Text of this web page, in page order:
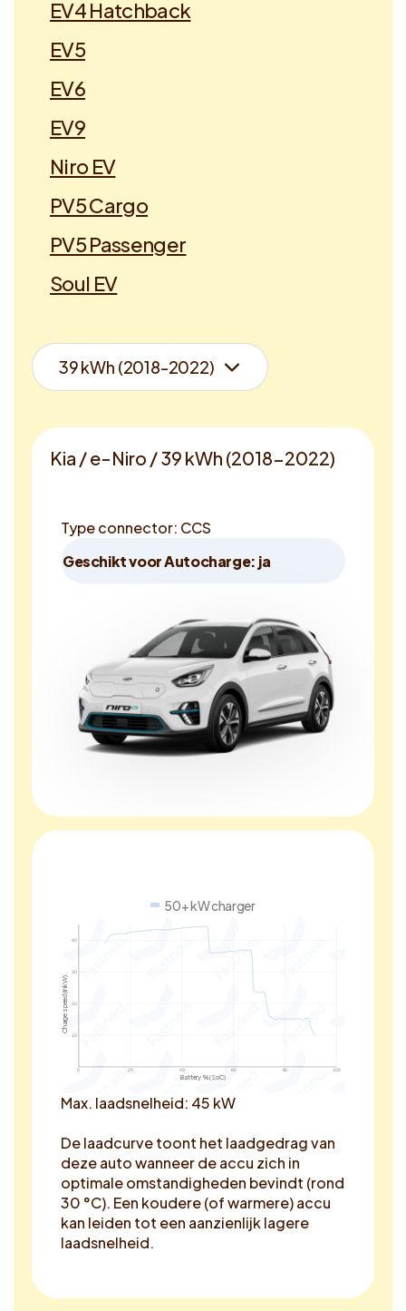
EV4 Hatchback
EV5
EV6
EV9
Niro EV
PV5 Cargo
PV5 Passenger
Soul EV
Kia / e-Niro / 39 kWh (2018-2022)
Type connector: CCS
Geschikt voor Autocharge: ja
50+ kW charger
0 20 40 60 80 100
10
20
30
40
Battery % (SoC)
Charge speed (in kW)
Max. laadsnelheid: 45 kW
De laadcurve toont het laadgedrag van
deze auto wanneer de accu zich in
optimale omstandigheden bevindt (rond
30 °C). Een koudere (of warmere) accu
kan leiden tot een aanzienlijk lagere
laadsnelheid.